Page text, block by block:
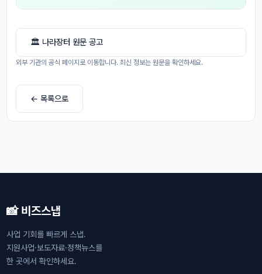
🏛 나라장터 원문 공고
외부 기관의 공식 페이지로 이동합니다. 최신 정보는 원문을 확인하세요.
← 목록으로
📸 비즈스냅
사업 기회를 빠르게 스냅.
지원사업·보도자료·정책뉴스를
한 곳에서 확인하세요.